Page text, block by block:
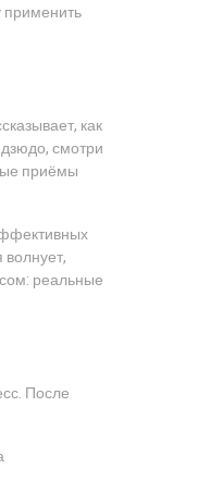
применить
как
смотри
приёмы
реальные
После